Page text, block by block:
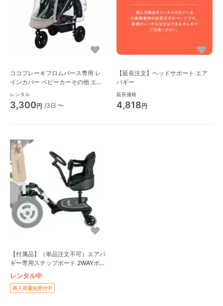
ココブレーキフロムバース専用 レ
インカバー ベビーカーその他 エア
バギー(Airbuggy)
レンタル
3,300円 /3日 〜
【延長注文】ヘッドサポート エア
バギー
延長価格
4,818円
【付属品】（単品注文不可）エアバ
ギー専用ステップボード 2WAYボー
ド エアバギー(AIRBUGGY) ベビー
カー小物
レンタル中
再入荷通知受付中